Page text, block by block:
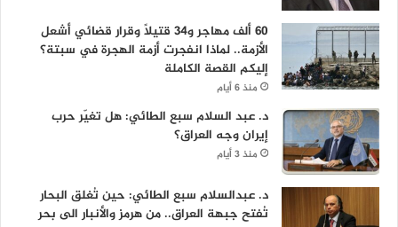
60 ألف مهاجر و34 قتيلاً وقرار قضائي أشعل
الأزمة.. لماذا انفجرت أزمة الهجرة في سبتة؟
إليكم القصة الكاملة
منذ 6 أيام
د. عبد السلام سبع الطائي: هل تغيّر حرب
إيران وجه العراق؟
منذ 3 أيام
د. عبدالسلام سبع الطائي: حين تُغلق البحار
تُفتح جبهة العراق.. من هرمز والأنبار الى بحر